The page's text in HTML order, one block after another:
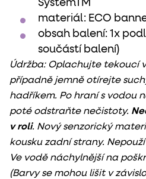
SystemTM
materiál: ECO
obsah balení: 1x
součástí balení)
Údržba: Oplachujte tekoucí
případně jemně otírejte
hadříkem. Po hraní s vodou
poté odstraňte nečistoty.
v roli. Nový senzorický
kousku zadní strany.
Ve vodě náchylnější na
(Barvy se mohou lišit v